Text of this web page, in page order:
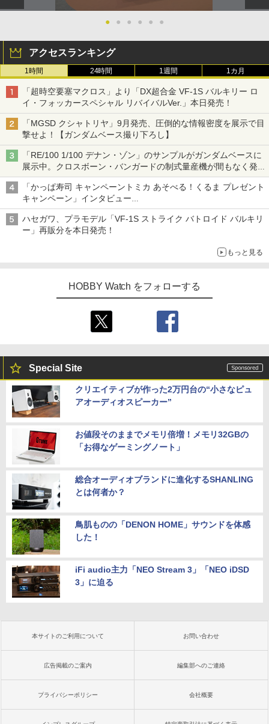
● ● ● ● ● ●
アクセスランキング
1時間 24時間 1週間 1カ月
「超時空要塞マクロス」より「DX超合金 VF-1S バルキリー ロ
イ・フォッカースペシャル リバイバルVer.」本日発売！
「MGSD クシャトリヤ」9月発売、圧倒的な情報密度を展示で目
撃せよ！【ガンダムベース撮り下ろし】
「RE/100 1/100 デナン・ゾン」のサンプルがガンダムベースに
展示中。クロスボーン・バンガードの制式量産機が間もなく発送
【ガンダムベース撮り下ろし】
「かっぱ寿司 キャンペーントミカ あそべる！くるま プレゼント
キャンペーン」インタビュー
子どもが楽しめるかっぱ寿司ならではの体験とコラボの楽しさを
追求
ハセガワ、プラモデル「VF-1S ストライク バトロイド バルキリ
ー」再販分を本日発売！
もっと見る
HOBBY Watch をフォローする
Special Site
クリエイティブが作った2万円台の“小さなピュ
アオーディオスピーカー”
お値段そのままでメモリ倍増！メモリ32GBの
「お得なゲーミングノート」
総合オーディオブランドに進化するSHANLING
とは何者か？
鳥肌ものの「DENON HOME」サウンドを体感
した！
iFi audio主力「NEO Stream 3」「NEO iDSD
3」に迫る
本サイトのご利用について お問い合わせ
広告掲載のご案内 編集部へのご連絡
プライバシーポリシー 会社概要